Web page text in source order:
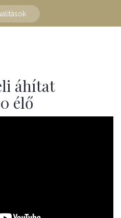
áhítat
élő